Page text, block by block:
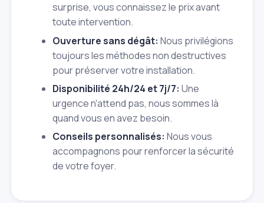
surprise, vous connaissez le prix avant
toute intervention.
Ouverture sans dégât: Nous privilégions
toujours les méthodes non destructives
pour préserver votre installation.
Disponibilité 24h/24 et 7j/7: Une
urgence n'attend pas, nous sommes là
quand vous en avez besoin.
Conseils personnalisés: Nous vous
accompagnons pour renforcer la sécurité
de votre foyer.